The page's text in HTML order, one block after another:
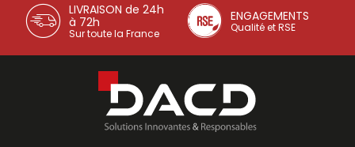
LIVRAISON de 24h
à 72h
Sur toute la France
ENGAGEMENTS
Qualité et RSE